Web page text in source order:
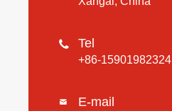
 Tel
+86-15901982324
 E-mail